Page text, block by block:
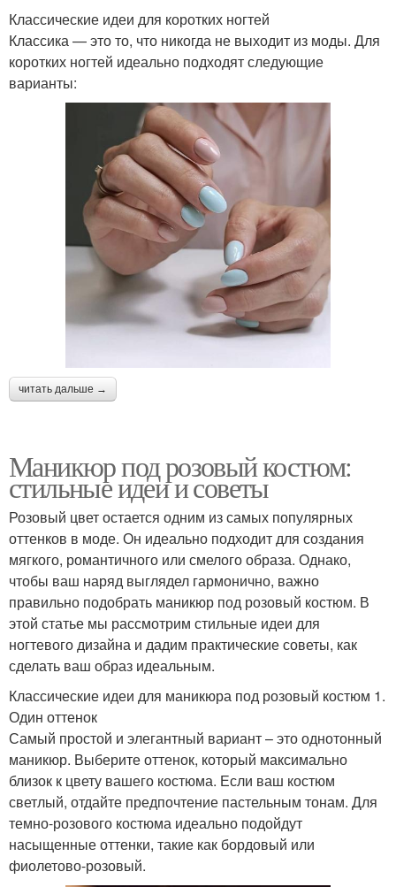
Классические идеи для коротких ногтей
Классика — это то, что никогда не выходит из моды. Для
коротких ногтей идеально подходят следующие
варианты:
читать дальше →
Маникюр под розовый костюм:
стильные идеи и советы
Розовый цвет остается одним из самых популярных
оттенков в моде. Он идеально подходит для создания
мягкого, романтичного или смелого образа. Однако,
чтобы ваш наряд выглядел гармонично, важно
правильно подобрать маникюр под розовый костюм. В
этой статье мы рассмотрим стильные идеи для
ногтевого дизайна и дадим практические советы, как
сделать ваш образ идеальным.
Классические идеи для маникюра под розовый костюм 1.
Один оттенок
Самый простой и элегантный вариант – это однотонный
маникюр. Выберите оттенок, который максимально
близок к цвету вашего костюма. Если ваш костюм
светлый, отдайте предпочтение пастельным тонам. Для
темно-розового костюма идеально подойдут
насыщенные оттенки, такие как бордовый или
фиолетово-розовый.